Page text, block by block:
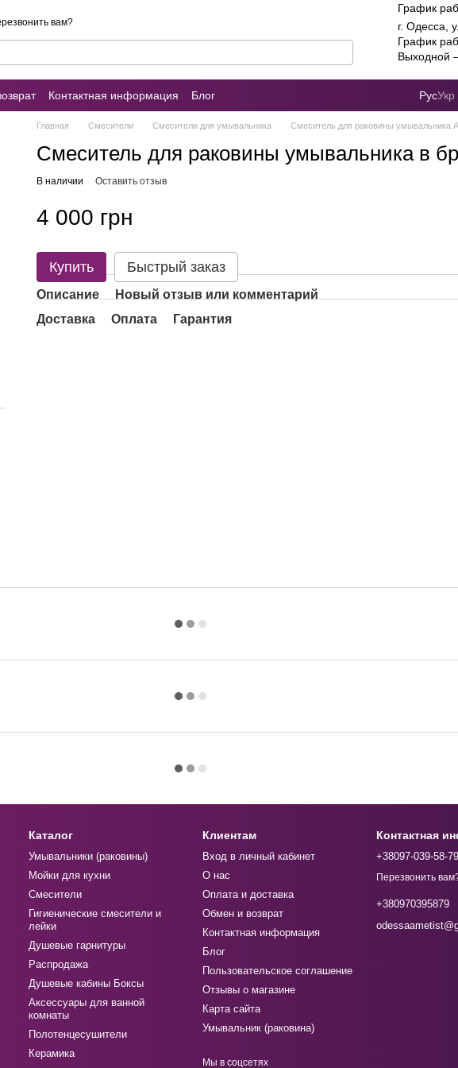
вам?
График
г. Одесса,
График
Выходной
Контактная информация
Блог
о магазине Умывальник (раковина)
РусУкр
Главная Смесители Смесители для умывальника Смеситель для раковины умывальника
Смеситель для раковины умывальника в
В наличии Оставить отзыв
4 000 грн
Купить Быстрый заказ
Описание
Новый отзыв или комментарий
Доставка
Оплата Гарантия
Каталог
Умывальники (раковины)
Мойки для кухни
Смесители
Гигиенические смесители и
лейки
Душевые гарнитуры
Распродажа
Душевые кабины Боксы
Аксессуары для ванной
комнаты
Полотенцесушители
Керамика
Клиентам
Вход в личный кабинет
О нас
Оплата и доставка
Обмен и возврат
Контактная информация
Блог
Пользовательское соглашение
Отзывы о магазине
Карта сайта
Умывальник (раковина)
Мы в соцсетях
Контактная
+38097-039-58-79
Перезвонить
+380970395879